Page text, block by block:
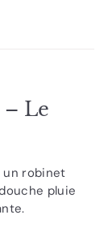
Le
un robinet
pluie